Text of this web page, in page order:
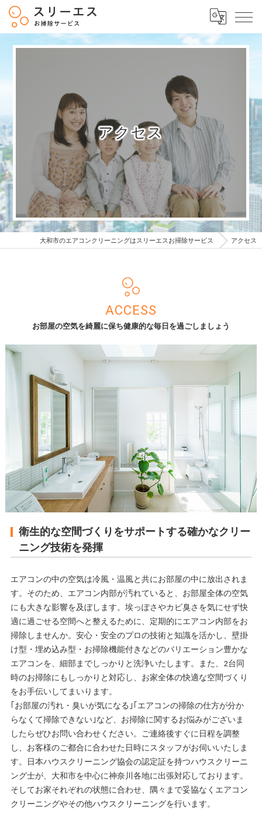
アクセス
大和市のエアコンクリーニングはスリーエスお掃除サービス アクセス
お部屋の空気を綺麗に保ち健康的な毎日を過ごしましょう
ACCESS
衛生的な空間づくりをサポートする確かなクリー
ニング技術を発揮
エアコンの中の空気は冷風・温風と共にお部屋の中に放出されま
す。そのため、エアコン内部が汚れていると、お部屋全体の空気
にも大きな影響を及ぼします。埃っぽさやカビ臭さを気にせず快
適に過ごせる空間へと整えるために、定期的にエアコン内部をお
掃除しませんか。安心・安全のプロの技術と知識を活かし、壁掛
け型・埋め込み型・お掃除機能付きなどのバリエーション豊かな
エアコンを、細部までしっかりと洗浄いたします。また、2台同
時のお掃除にもしっかりと対応し、お家全体の快適な空間づくり
をお手伝いしてまいります。
｢お部屋の汚れ・臭いが気になる｣｢エアコンの掃除の仕方が分か
らなくて掃除できない｣など、お掃除に関するお悩みがございま
したらぜひお問い合わせください。ご連絡後すぐに日程を調整
し、お客様のご都合に合わせた日時にスタッフがお伺いいたしま
す。日本ハウスクリーニング協会の認定証を持つハウスクリーニ
ング士が、大和市を中心に神奈川各地に出張対応しております。
そしてお家それぞれの状態に合わせ、隅々まで妥協なくエアコン
クリーニングやその他ハウスクリーニングを行います。